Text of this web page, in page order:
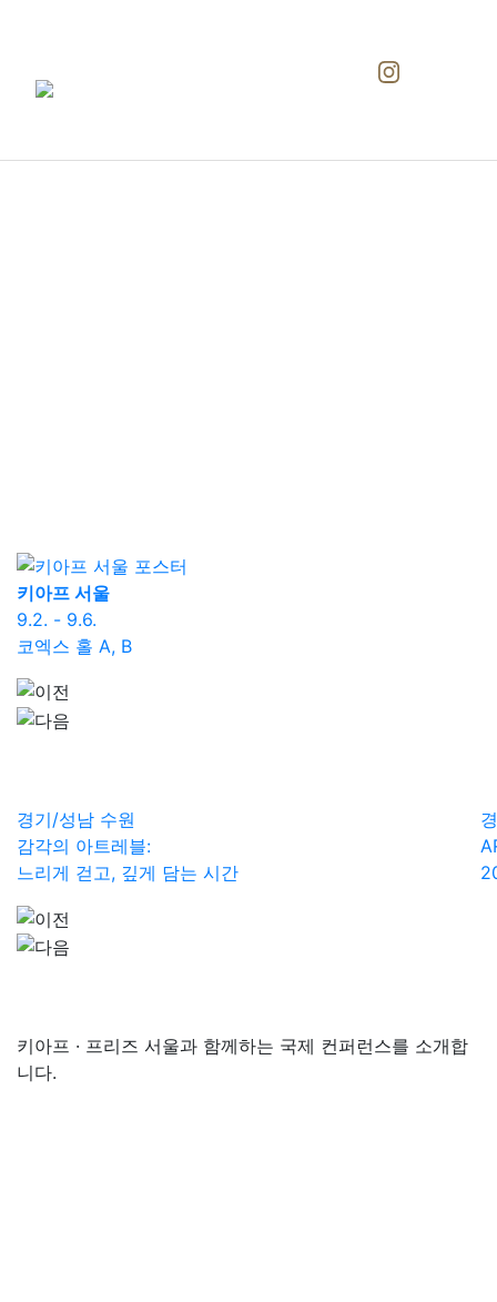
키아프 서울
9.2. - 9.6.
코엑스 홀 A, B
경기/성남 수원
감각의 아트레블:
느리게 걷고, 깊게 담는 시간
키아프 · 프리즈 서울과 함께하는 국제 컨퍼런스를 소개합
니다.